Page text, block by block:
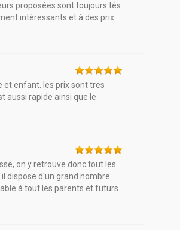
proposées sont toujours tès
intéressants et à des prix
et enfant. les prix sont tres
aussi rapide ainsi que le
on y retrouve donc tout les
dispose d'un grand nombre
à tout les parents et futurs